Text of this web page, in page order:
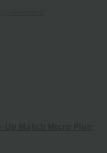
Match Micro Plum